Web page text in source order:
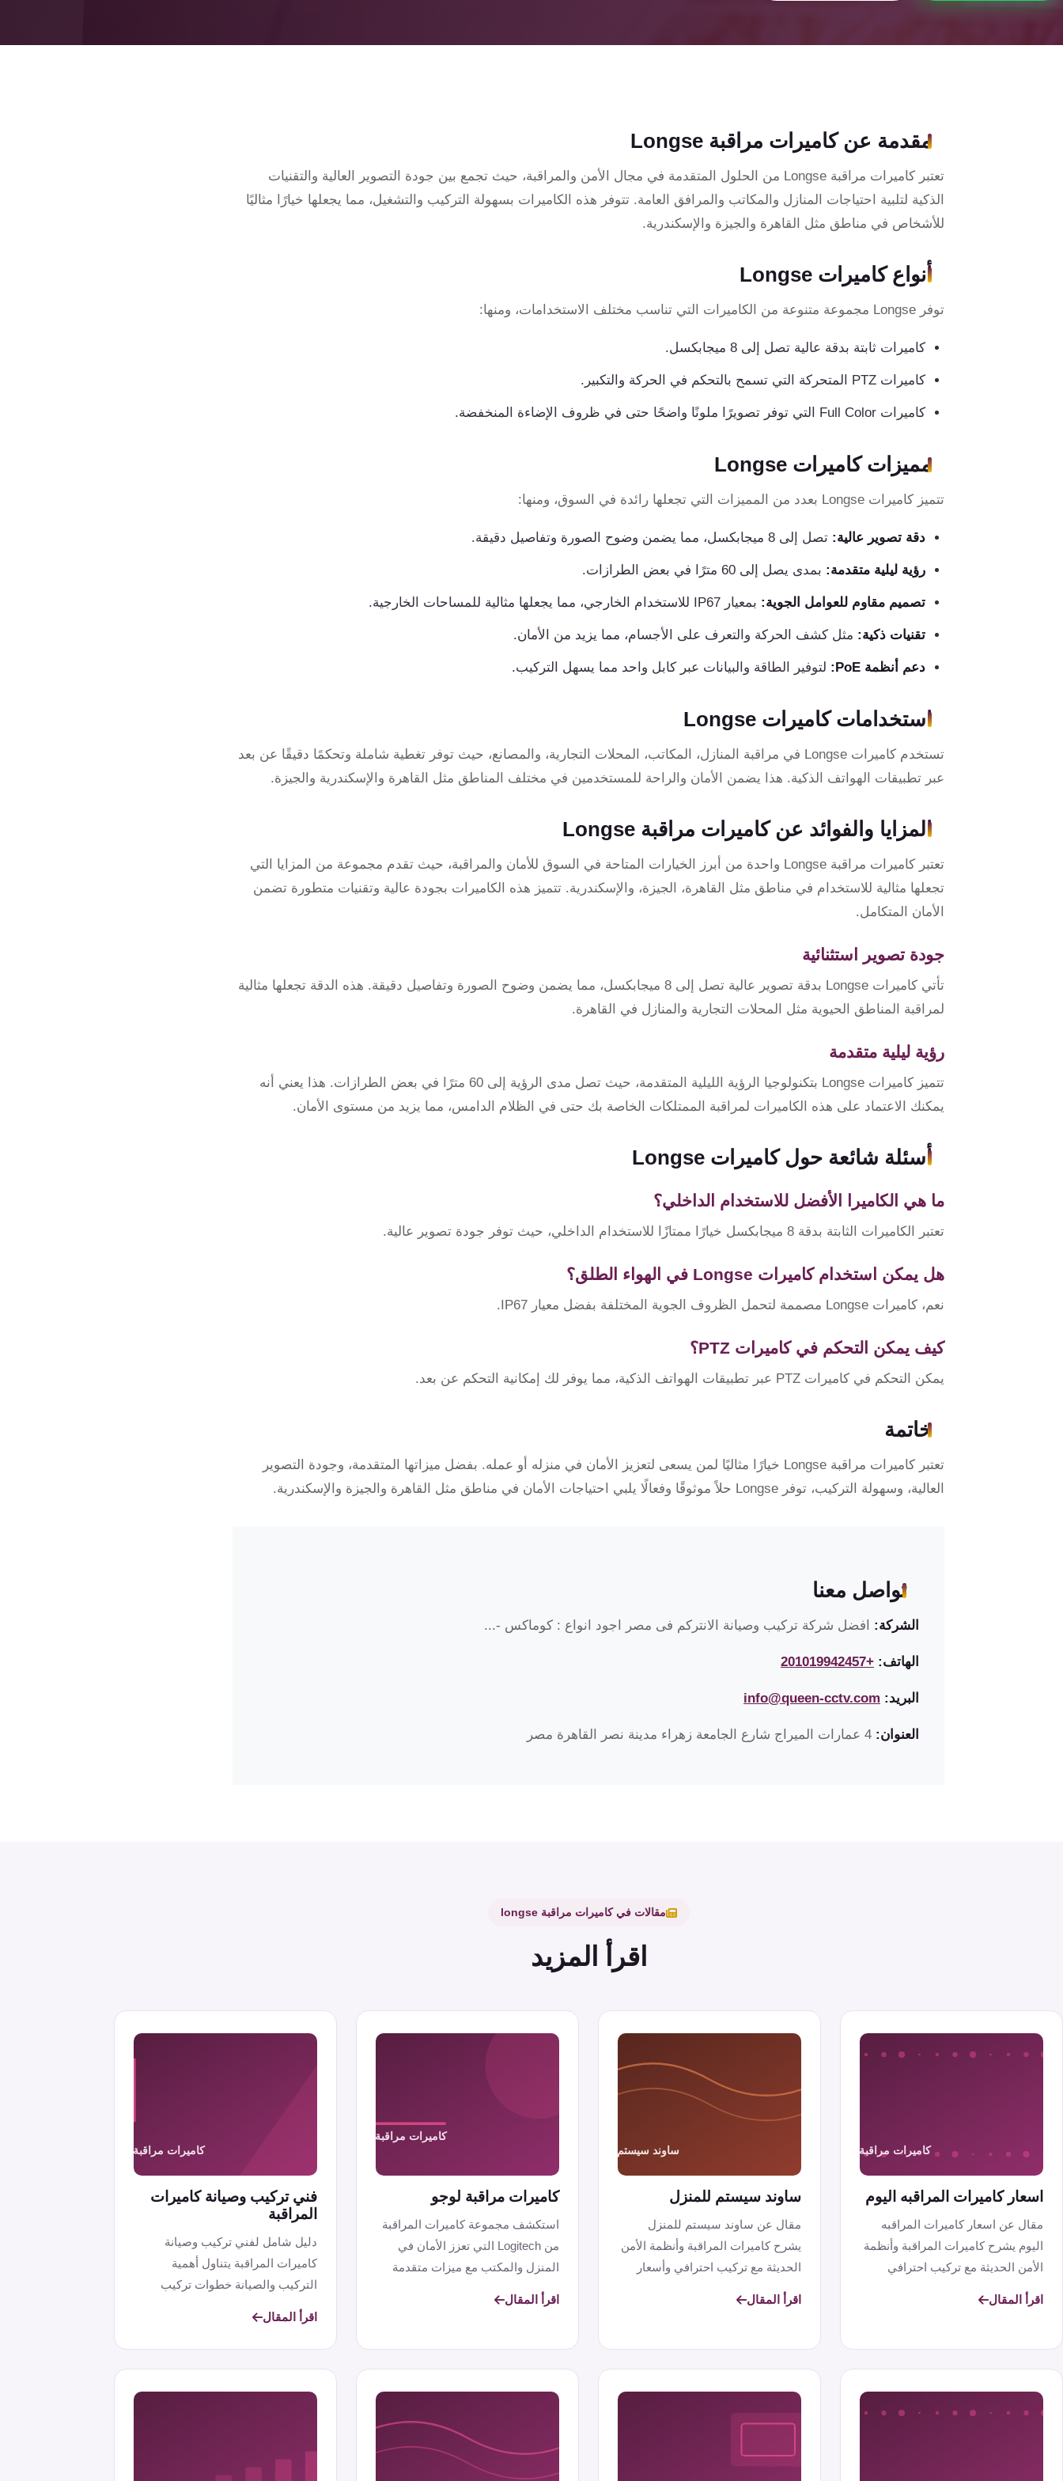
مقدمة عن كاميرات مراقبة Longse
تعتبر كاميرات مراقبة Longse من الحلول المتقدمة في مجال الأمن والمراقبة، حيث تجمع بين جودة التصوير العالية والتقنيات
الذكية لتلبية احتياجات المنازل والمكاتب والمرافق العامة. تتوفر هذه الكاميرات بسهولة التركيب والتشغيل، مما يجعلها خيارًا مثاليًا
للأشخاص في مناطق مثل القاهرة والجيزة والإسكندرية.
أنواع كاميرات Longse
توفر Longse مجموعة متنوعة من الكاميرات التي تناسب مختلف الاستخدامات، ومنها:
كاميرات ثابتة بدقة عالية تصل إلى 8 ميجابكسل.
كاميرات PTZ المتحركة التي تسمح بالتحكم في الحركة والتكبير.
كاميرات Full Color التي توفر تصويرًا ملونًا واضحًا حتى في ظروف الإضاءة المنخفضة.
مميزات كاميرات Longse
تتميز كاميرات Longse بعدد من المميزات التي تجعلها رائدة في السوق، ومنها:
دقة تصوير عالية: تصل إلى 8 ميجابكسل، مما يضمن وضوح الصورة وتفاصيل دقيقة.
رؤية ليلية متقدمة: بمدى يصل إلى 60 مترًا في بعض الطرازات.
تصميم مقاوم للعوامل الجوية: بمعيار IP67 للاستخدام الخارجي، مما يجعلها مثالية للمساحات الخارجية.
تقنيات ذكية: مثل كشف الحركة والتعرف على الأجسام، مما يزيد من الأمان.
دعم أنظمة PoE: لتوفير الطاقة والبيانات عبر كابل واحد مما يسهل التركيب.
استخدامات كاميرات Longse
تستخدم كاميرات Longse في مراقبة المنازل، المكاتب، المحلات التجارية، والمصانع، حيث توفر تغطية شاملة وتحكمًا دقيقًا عن بعد
عبر تطبيقات الهواتف الذكية. هذا يضمن الأمان والراحة للمستخدمين في مختلف المناطق مثل القاهرة والإسكندرية والجيزة.
المزايا والفوائد عن كاميرات مراقبة Longse
تعتبر كاميرات مراقبة Longse واحدة من أبرز الخيارات المتاحة في السوق للأمان والمراقبة، حيث تقدم مجموعة من المزايا التي
تجعلها مثالية للاستخدام في مناطق مثل القاهرة، الجيزة، والإسكندرية. تتميز هذه الكاميرات بجودة عالية وتقنيات متطورة تضمن
الأمان المتكامل.
جودة تصوير استثنائية
تأتي كاميرات Longse بدقة تصوير عالية تصل إلى 8 ميجابكسل، مما يضمن وضوح الصورة وتفاصيل دقيقة. هذه الدقة تجعلها مثالية
لمراقبة المناطق الحيوية مثل المحلات التجارية والمنازل في القاهرة.
رؤية ليلية متقدمة
تتميز كاميرات Longse بتكنولوجيا الرؤية الليلية المتقدمة، حيث تصل مدى الرؤية إلى 60 مترًا في بعض الطرازات. هذا يعني أنه
يمكنك الاعتماد على هذه الكاميرات لمراقبة الممتلكات الخاصة بك حتى في الظلام الدامس، مما يزيد من مستوى الأمان.
أسئلة شائعة حول كاميرات Longse
ما هي الكاميرا الأفضل للاستخدام الداخلي؟
تعتبر الكاميرات الثابتة بدقة 8 ميجابكسل خيارًا ممتازًا للاستخدام الداخلي، حيث توفر جودة تصوير عالية.
هل يمكن استخدام كاميرات Longse في الهواء الطلق؟
نعم، كاميرات Longse مصممة لتحمل الظروف الجوية المختلفة بفضل معيار IP67.
كيف يمكن التحكم في كاميرات PTZ؟
يمكن التحكم في كاميرات PTZ عبر تطبيقات الهواتف الذكية، مما يوفر لك إمكانية التحكم عن بعد.
خاتمة
تعتبر كاميرات مراقبة Longse خيارًا مثاليًا لمن يسعى لتعزيز الأمان في منزله أو عمله. بفضل ميزاتها المتقدمة، وجودة التصوير
العالية، وسهولة التركيب، توفر Longse حلاً موثوقًا وفعالًا يلبي احتياجات الأمان في مناطق مثل القاهرة والجيزة والإسكندرية.
تواصل معنا
الشركة: افضل شركة تركيب وصيانة الانتركم فى مصر اجود انواع : كوماكس -...
الهاتف: +201019942457
البريد: info@queen-cctv.com
العنوان:
مقالات في كاميرات مراقبة longse
اقرأ المزيد
اسعار كاميرات المراقبه اليوم
مقال عن اسعار كاميرات المراقبه
اليوم يشرح كاميرات المراقبة وأنظمة
الأمن الحديثة مع تركيب احترافي
وأس...
اقرأ المقال
ساوند سيستم للمنزل
مقال عن ساوند سيستم للمنزل
يشرح كاميرات المراقبة وأنظمة الأمن
الحديثة مع تركيب احترافي وأسعار
تنافسي...
اقرأ المقال
كاميرات مراقبة لوجو
استكشف مجموعة كاميرات المراقبة
من Logitech التي تعزز الأمان في
المنزل والمكتب مع ميزات متقدمة
مثل ال...
اقرأ المقال
فني تركيب وصيانة كاميرات
المراقبة
دليل شامل لفني تركيب وصيانة
كاميرات المراقبة يتناول أهمية
التركيب والصيانة خطوات تركيب
الكاميرات وأه...
اقرأ المقال
المحمول